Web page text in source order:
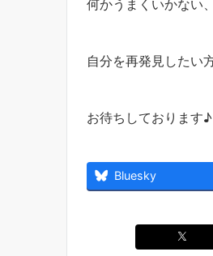
何かうまくいかない
自分を再発見したい
お待ちしております♪
Bluesky